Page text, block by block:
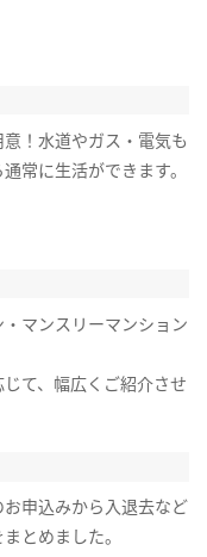
！水道やガス・電気も
常に生活ができます。
マンスリーマンション
て、幅広くご紹介させ
申込みから入退去など
とめました。